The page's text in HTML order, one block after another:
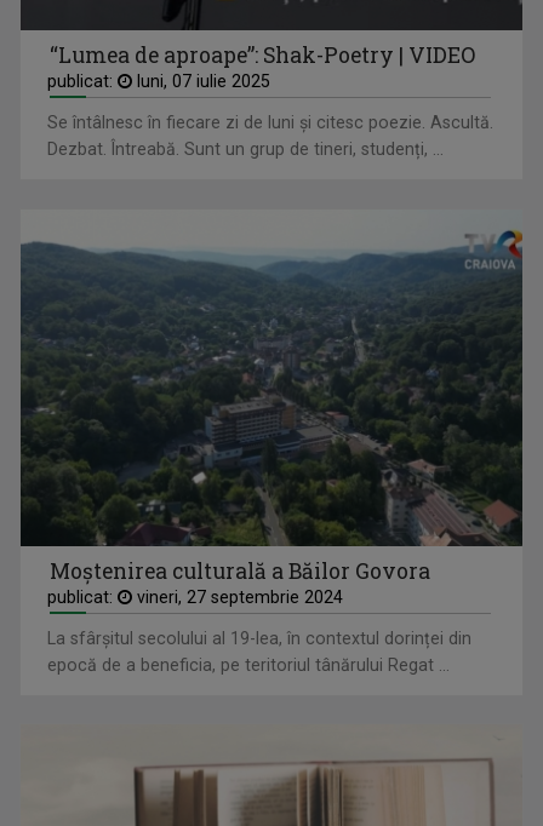
Jurnalist TV - Compartiment Minorități TVR ...
DAN PĂVĂLOIU
Dan Mihai Pavaloiu este unul dintre cei mai ...
“Lumea de aproape”: Shak-Poetry | VIDEO
publicat: luni, 07 iulie 2025
Se întâlnesc în fiecare zi de luni și citesc poezie. Ascultă.
Dezbat. Întreabă. Sunt un grup de tineri, studenți, ...
Moștenirea culturală a Băilor Govora
publicat: vineri, 27 septembrie 2024
La sfârșitul secolului al 19-lea, în contextul dorinței din
epocă de a beneficia, pe teritoriul tânărului Regat ...